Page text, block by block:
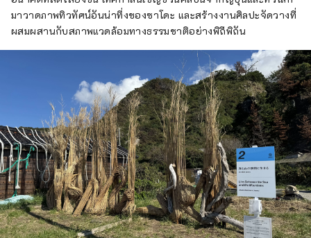
มาวาดภาพทิวทัศน์อันน่าทึ่งของซาโดะ และสร้างงานศิลปะจัดวางที่
ผสมผสานกับสภาพแวดล้อมทางธรรมชาติอย่างพิถีพิถัน